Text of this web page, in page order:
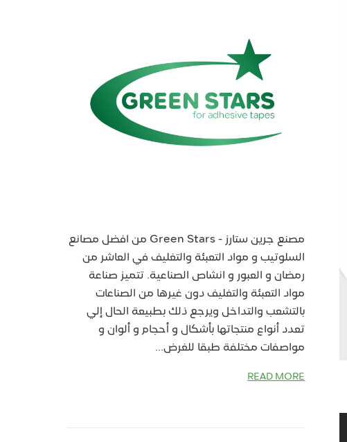
مصنع جرين ستارز - Green Stars من افضل مصانع
السلوتيب و مواد التعبئة والتغليف في العاشر من
رمضان و العبور و انشاص الصناعية. تتميز صناعة
مواد التعبئة والتغليف دون غيرها من الصناعات
بالتشعب والتداخل ويرجع ذلك بطبيعة الحال إلي
تعدد أنواع منتجاتها بأشكال و أحجام و ألوان و
مواصفات مختلفة طبقا للغرض...
READ MORE